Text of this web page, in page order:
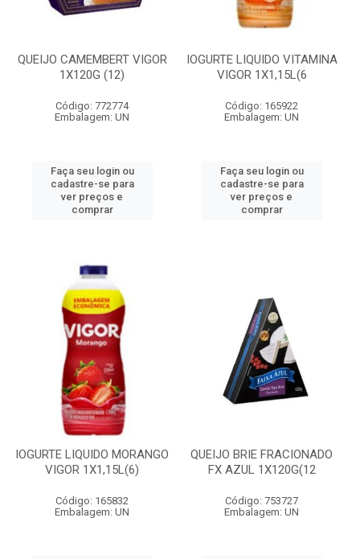
QUEIJO CAMEMBERT VIGOR
1X120G (12)
Código: 772774
Embalagem: UN
Faça seu login ou
cadastre-se para
ver preços e
comprar
IOGURTE LIQUIDO VITAMINA
VIGOR 1X1,15L(6
Código: 165922
Embalagem: UN
Faça seu login ou
cadastre-se para
ver preços e
comprar
IOGURTE LIQUIDO MORANGO
VIGOR 1X1,15L(6)
Código: 165832
Embalagem: UN
QUEIJO BRIE FRACIONADO
FX AZUL 1X120G(12
Código: 753727
Embalagem: UN